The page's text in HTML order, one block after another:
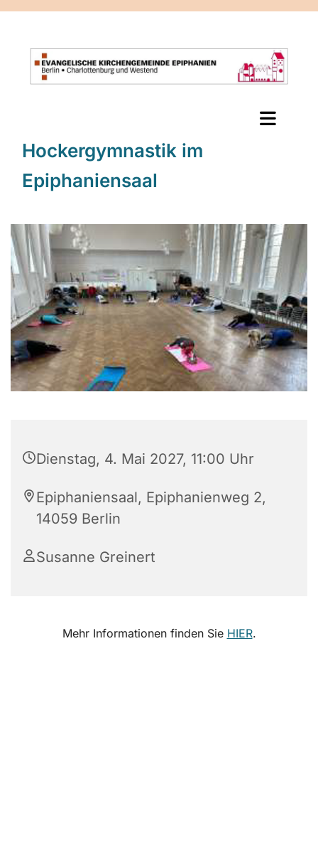
Hockergymnastik im
Epiphaniensaal
Dienstag, 4. Mai 2027, 11:00 Uhr
Epiphaniensaal, Epiphanienweg 2,
14059 Berlin
Susanne Greinert
Mehr Informationen finden Sie HIER.